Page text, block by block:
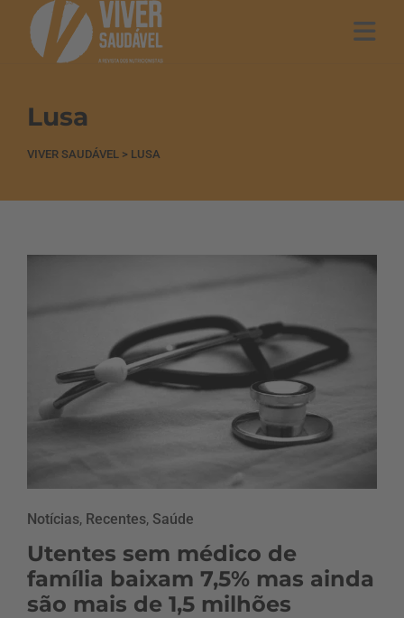
Lusa
VIVER SAUDÁVEL > LUSA
Notícias, Recentes, Saúde
Utentes sem médico de
família baixam 7,5% mas ainda
são mais de 1,5 milhões